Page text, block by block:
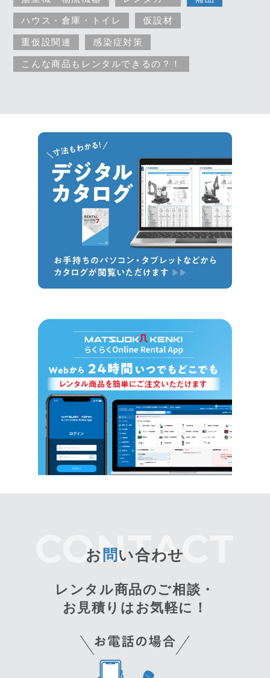
ハウス・倉庫・トイレ 仮設材
重仮設関連 感染症対策
こんな商品もレンタルできるの？！
お 問 い合わせ
レンタル商品のご相談・
お見積りはお気軽に！